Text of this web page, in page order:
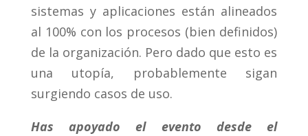
sistemas y aplicaciones están alineados
al 100% con los procesos (bien definidos)
de la organización. Pero dado que esto es
una utopía, probablemente sigan
surgiendo casos de uso.
Has apoyado el evento desde el